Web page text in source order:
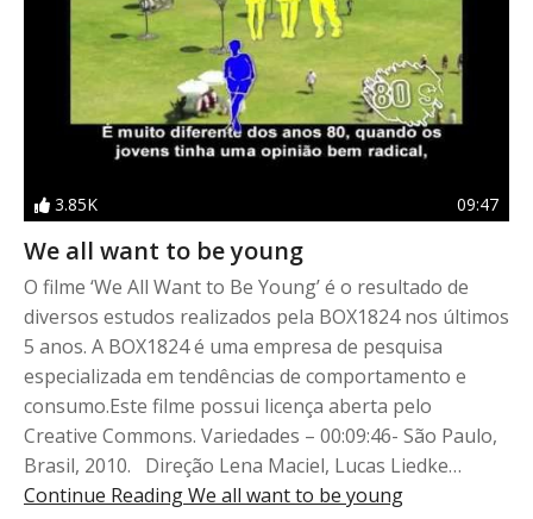
3.85K 09:47
We all want to be young
O filme ‘We All Want to Be Young’ é o resultado de
diversos estudos realizados pela BOX1824 nos últimos
5 anos. A BOX1824 é uma empresa de pesquisa
especializada em tendências de comportamento e
consumo.Este filme possui licença aberta pelo
Creative Commons. Variedades – 00:09:46- São Paulo,
Brasil, 2010. Direção Lena Maciel, Lucas Liedke…
Continue ReadingWe all want to be young